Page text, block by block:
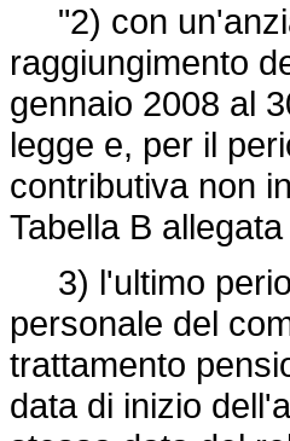
"2) con
raggiungimento
gennaio 2008 al
legge e, per il
contributiva non
Tabella B
3) l'ultimo
personale del
trattamento
data di inizio